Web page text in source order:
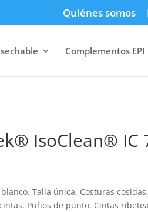
Quiénes somos
Complementos EPI
IsoClean® IC
Talla única. Costuras cosidas.
Puños de punto. Cintas